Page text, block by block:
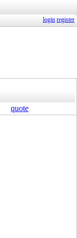
login register
quote